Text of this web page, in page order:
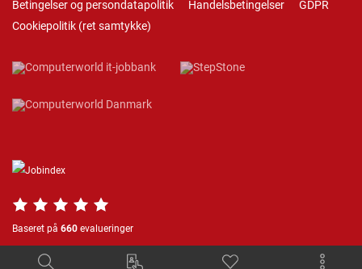
Betingelser og persondatapolitik
Handelsbetingelser
GDPR
Cookiepolitik (ret samtykke)
Baseret på 660 evalueringer